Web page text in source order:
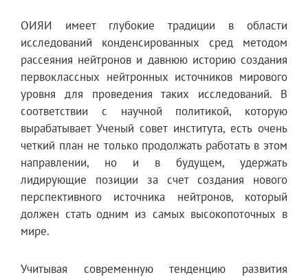
ОИЯИ имеет глубокие традиции в области
исследований конденсированных сред методом
рассеяния нейтронов и давнюю историю создания
первоклассных нейтронных источников мирового
уровня для проведения таких исследований. В
соответствии с научной политикой, которую
вырабатывает Ученый совет института, есть очень
четкий план не только продолжать работать в этом
направлении, но и в будущем, удержать
лидирующие позиции за счет создания нового
перспективного источника нейтронов, который
должен стать одним из самых высокопоточных в
мире.
Учитывая современную тенденцию развития